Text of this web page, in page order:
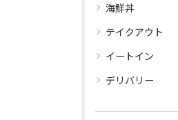
海鮮丼
テイクアウト
イートイン
デリバリー